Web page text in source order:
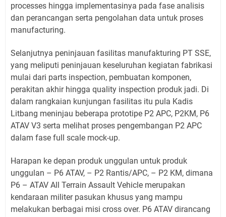
processes hingga implementasinya pada fase analisis
dan perancangan serta pengolahan data untuk proses
manufacturing.
Selanjutnya peninjauan fasilitas manufakturing PT SSE,
yang meliputi peninjauan keseluruhan kegiatan fabrikasi
mulai dari parts inspection, pembuatan komponen,
perakitan akhir hingga quality inspection produk jadi. Di
dalam rangkaian kunjungan fasilitas itu pula Kadis
Litbang meninjau beberapa prototipe P2 APC, P2KM, P6
ATAV V3 serta melihat proses pengembangan P2 APC
dalam fase full scale mock-up.
Harapan ke depan produk unggulan untuk produk
unggulan – P6 ATAV, – P2 Rantis/APC, – P2 KM, dimana
P6 – ATAV All Terrain Assault Vehicle merupakan
kendaraan militer pasukan khusus yang mampu
melakukan berbagai misi cross over. P6 ATAV dirancang